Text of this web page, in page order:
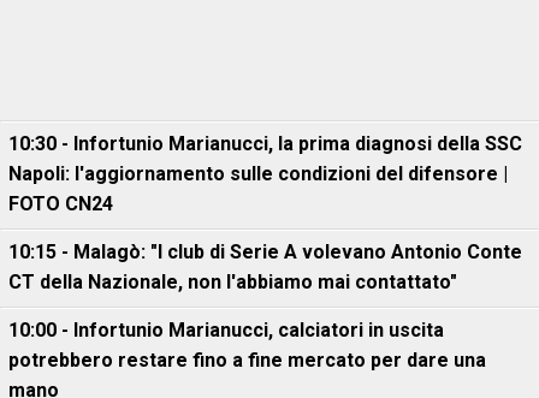
10:30 - Infortunio Marianucci, la prima diagnosi della SSC
Napoli: l'aggiornamento sulle condizioni del difensore |
FOTO CN24
10:15 - Malagò: "I club di Serie A volevano Antonio Conte
CT della Nazionale, non l'abbiamo mai contattato"
10:00 - Infortunio Marianucci, calciatori in uscita
potrebbero restare fino a fine mercato per dare una
mano